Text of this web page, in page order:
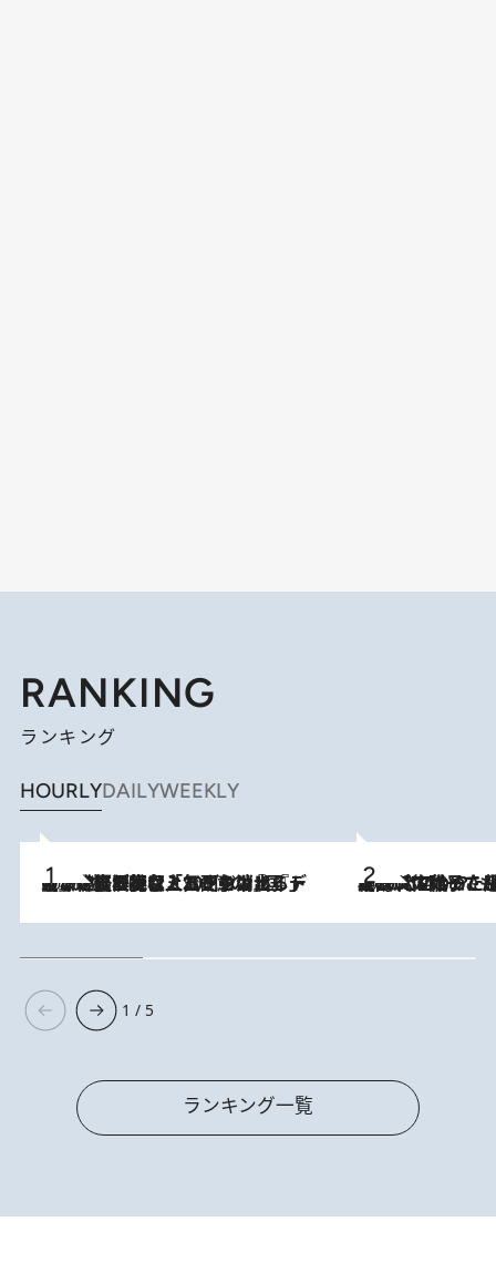
RANKING
ランキング
HOURLYDAILYWEEKLY
2026.8.5
【なぜ吉沢亮は「気配を消せる」のか？】興行収入208億の『国宝』を経て挑むミュージカル『ディア・エヴァン・ハンセン』。トップ俳優が舞台上でさらけ出した“孤独”とは 2026.8.5
【阿川佐和子さんの年とる力】なぜ70代で始めた趣味は“こんなに楽しい”のか？ ピアノ、俳句…スランプに陥っても続けられる“ある秘訣”とは
1 / 5
ランキング一覧